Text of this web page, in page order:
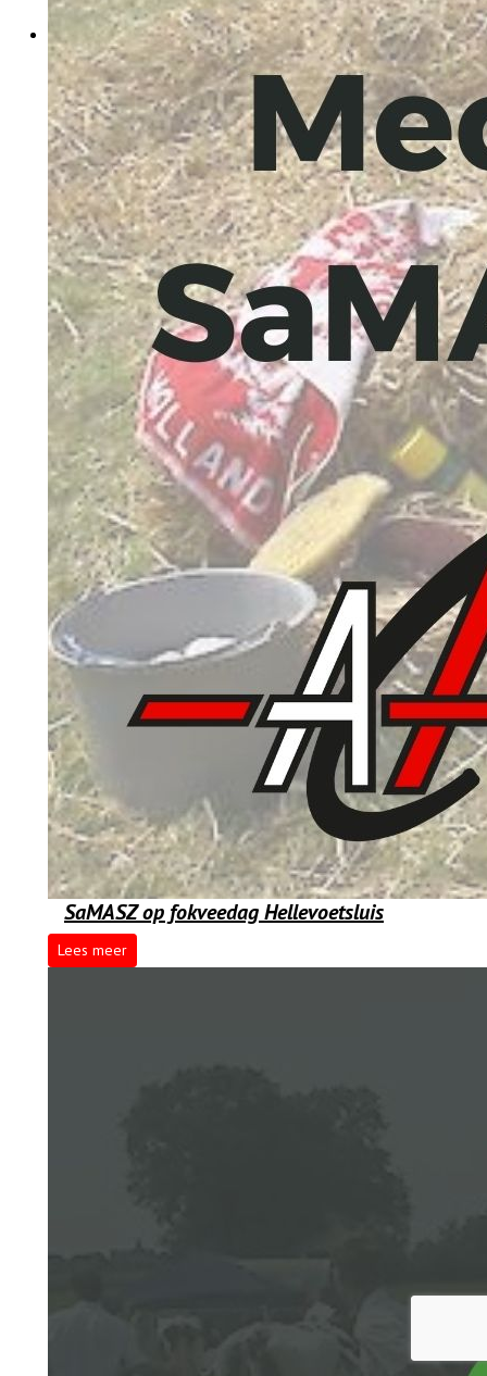
SaMASZ op fokveedag Hellevoetsluis
Lees meer